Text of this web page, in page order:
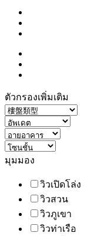
ตัวกรองเพิ่มเติม
มุมมอง
วิวเปิดโล่ง
วิวสวน
วิวภูเขา
วิวท่าเรือ